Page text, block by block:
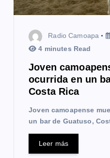
Radio Camoapa
4 minutes Read
Joven
ocurrida en un
Costa Rica
Joven camoapense
un bar de Guatuso,
Leer más